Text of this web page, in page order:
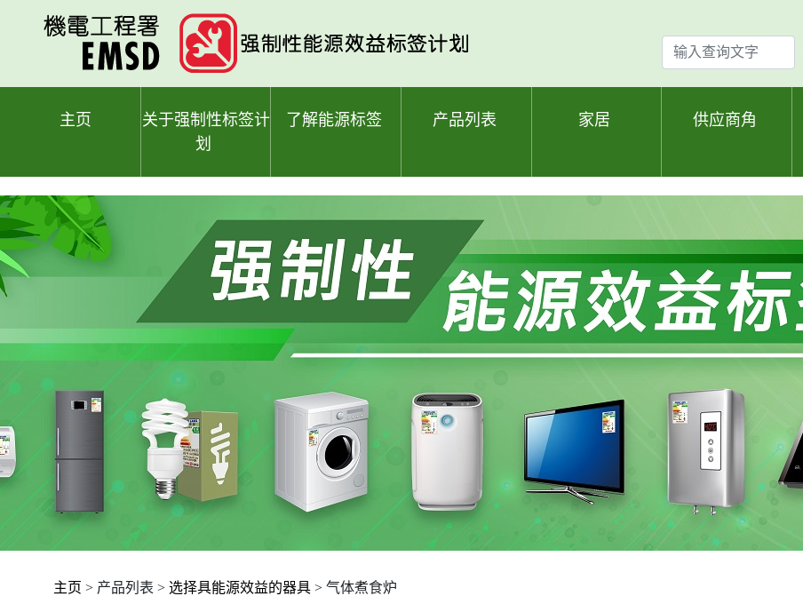
输
入
查
主页
关于强制性标签计
划
了解能源标签 产品列表 家居 供应商角
主页 > 产品列表 > 选择具能源效益的器具 > 气体煮食炉